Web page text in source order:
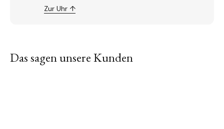
Zur Uhr ↑
Das sagen unsere Kunden